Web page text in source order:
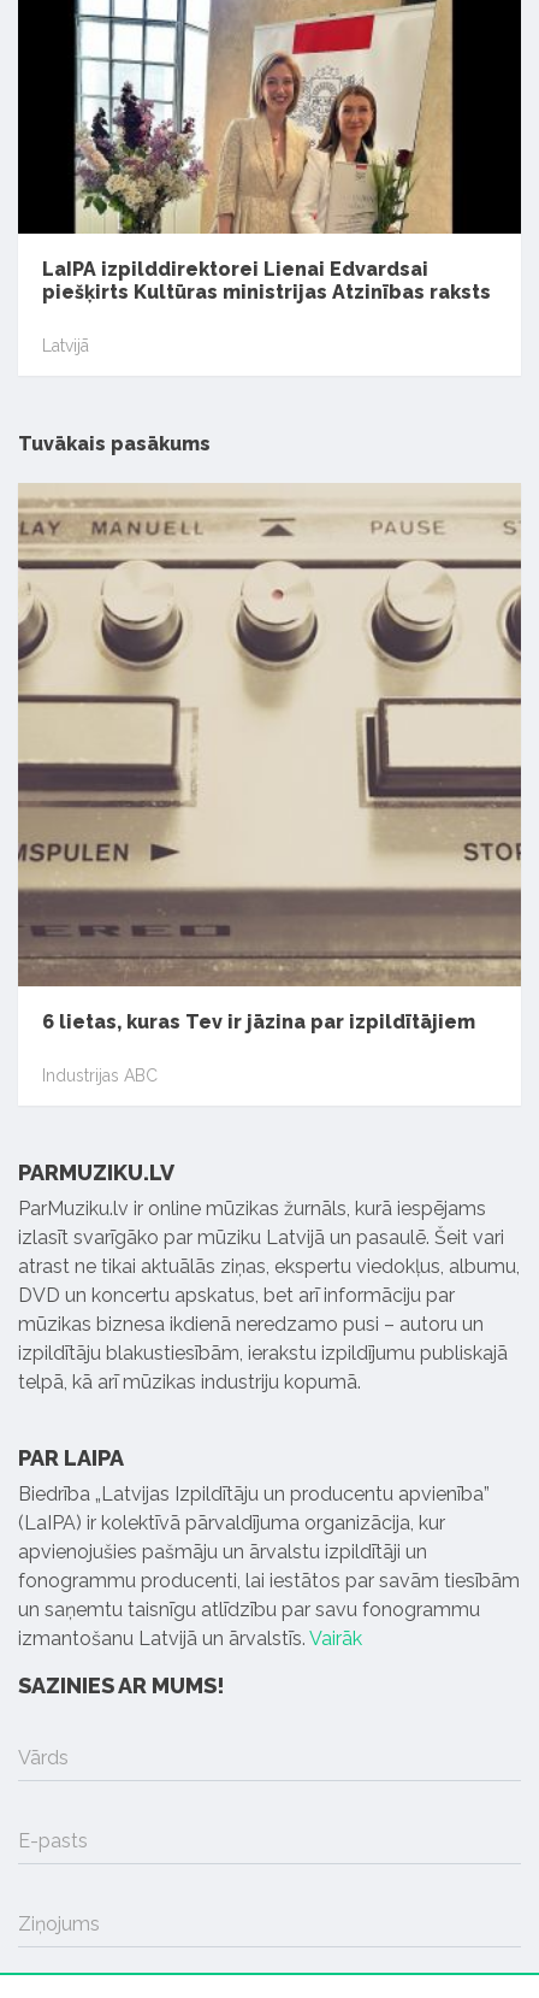
LaIPA izpilddirektorei Lienai Edvardsai
piešķirts Kultūras ministrijas Atzinības raksts
Latvijā
Tuvākais pasākums
6 lietas, kuras Tev ir jāzina par izpildītājiem
Industrijas ABC
PARMUZIKU.LV
ParMuziku.lv ir online mūzikas žurnāls, kurā iespējams
izlasīt svarīgāko par mūziku Latvijā un pasaulē. Šeit vari
atrast ne tikai aktuālās ziņas, ekspertu viedokļus, albumu,
DVD un koncertu apskatus, bet arī informāciju par
mūzikas biznesa ikdienā neredzamo pusi – autoru un
izpildītāju blakustiesībām, ierakstu izpildījumu publiskajā
telpā, kā arī mūzikas industriju kopumā.
PAR LAIPA
Biedrība „Latvijas Izpildītāju un producentu apvienība”
(LaIPA) ir kolektīvā pārvaldījuma organizācija, kur
apvienojušies pašmāju un ārvalstu izpildītāji un
fonogrammu producenti, lai iestātos par savām tiesībām
un saņemtu taisnīgu atlīdzību par savu fonogrammu
izmantošanu Latvijā un ārvalstīs. Vairāk
SAZINIES AR MUMS!
Vārds
E-pasts
Ziņojums